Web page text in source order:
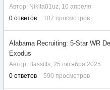
Автор: Nikita01uz, 10 апреля
0 ответов 107 просмотров
Alabama Recruiting: 5-Star WR
Exodus
Автор: Bassitts, 25 октября 2025
0 ответов 590 просмотров